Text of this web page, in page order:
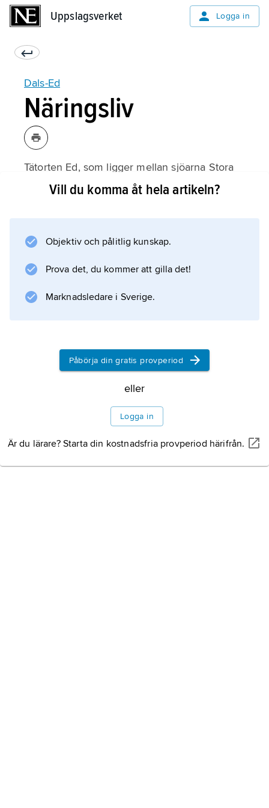
Uppslagsverket Logga in
Dals-Ed
Näringsliv
Tätorten Ed, som ligger mellan sjöarna Stora
Le och Lilla Le och vid järnvägen Göteborg–
Sweden, som tillverkar inredningsdetaljer för
bilindustrin, och Pyrotek Scandinavia AB
Sweden AB (affärstjänster). Som i
Information om artikeln
Vill du komma åt hela artikeln?
Objektiv och pålitlig kunskap.
Prova det, du kommer att gilla det!
Marknadsledare i Sverige.
Påbörja din gratis provperiod
eller
Logga in
Är du lärare? Starta din kostnadsfria provperiod härifrån.